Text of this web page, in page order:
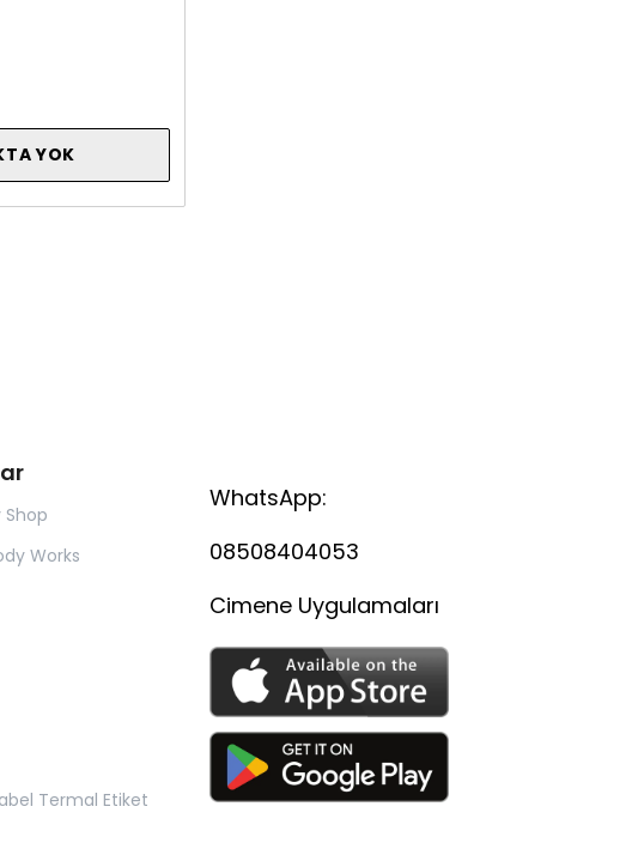
YOK
Shop
Works
Termal Etiket
WhatsApp:
08508404053
Cimene Uygulamaları